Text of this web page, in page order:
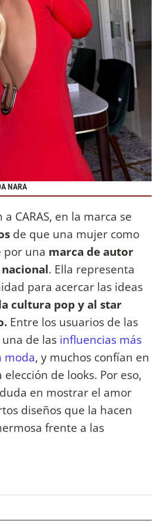
NARA
CARAS, en la marca se
de que una mujer como
por una marca de autor
. Ella representa
para acercar las ideas
cultura pop y al star
Entre los usuarios de las
de las influencias más
moda, y muchos confían en
de looks. Por eso,
en mostrar el amor
diseños que la hacen
frente a las